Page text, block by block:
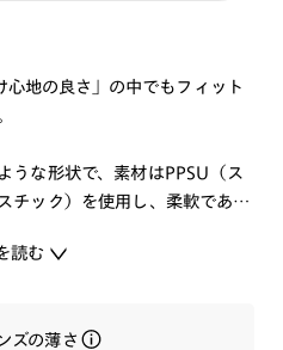
地の良さ」の中でもフィット
うな形状で、素材はPPSU（ス
チック）を使用し、柔軟であり
な掛け心地を実現しています。
リコンパッドにすることで、接
読む
ズの薄さ